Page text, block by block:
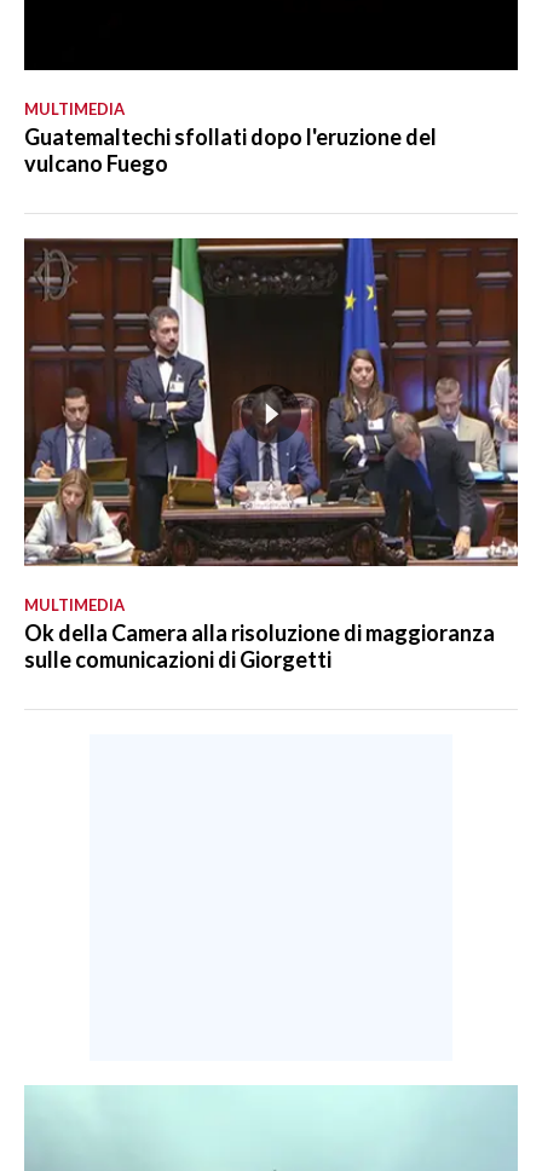
MULTIMEDIA
Guatemaltechi sfollati dopo l'eruzione del
vulcano Fuego
MULTIMEDIA
Ok della Camera alla risoluzione di maggioranza
sulle comunicazioni di Giorgetti